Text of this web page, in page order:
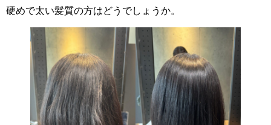
硬めで太い髪質の方はどうでしょうか。